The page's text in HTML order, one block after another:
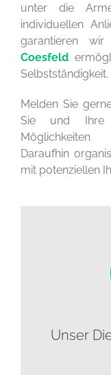
unter die
individuellen
garantieren
Coesfeld
Selbstständigkeit.
Melden Sie
Sie und Ihre
Daraufhin
mit potenziellen
Unser